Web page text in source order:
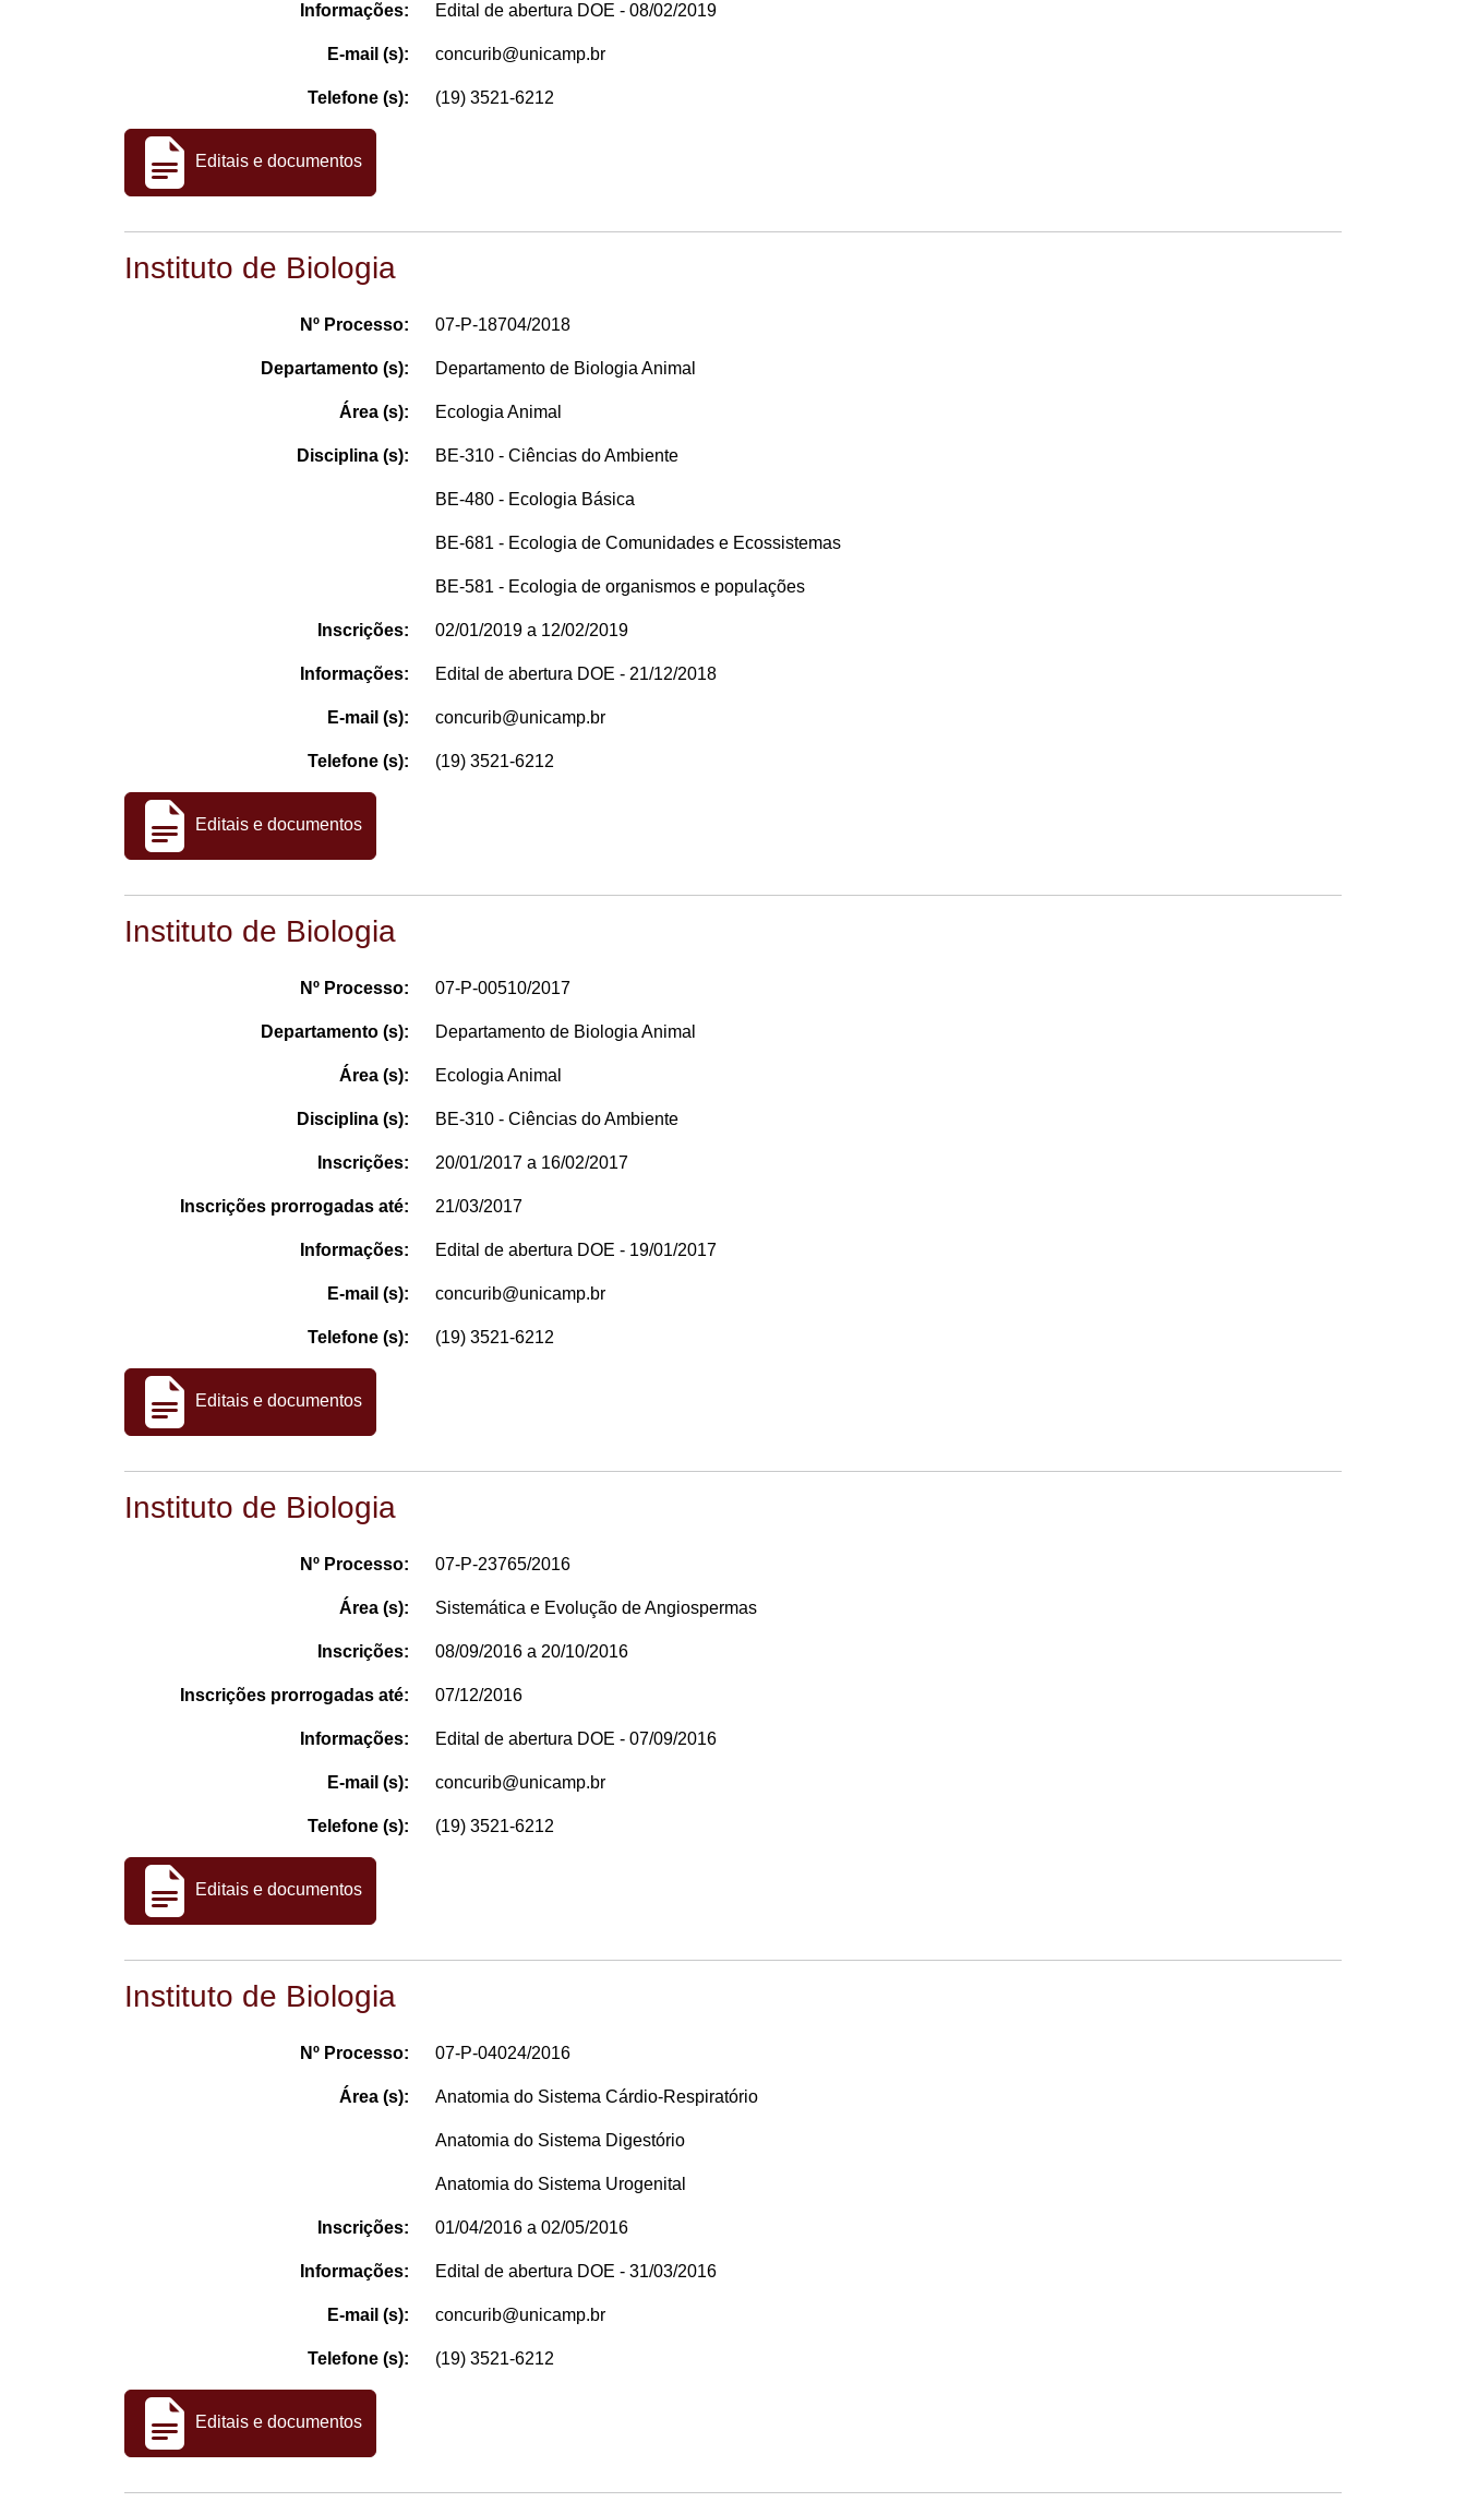
Informações: Edital de abertura DOE - 08/02/2019
E-mail (s): concurib@unicamp.br
Telefone (s): (19) 3521-6212
Editais e documentos
Instituto de Biologia
Nº Processo: 07-P-18704/2018
Departamento (s): Departamento de Biologia Animal
Área (s): Ecologia Animal
Disciplina (s): BE-310 - Ciências do Ambiente
BE-480 - Ecologia Básica
BE-681 - Ecologia de Comunidades e Ecossistemas
BE-581 - Ecologia de organismos e populações
Inscrições: 02/01/2019 a 12/02/2019
Informações: Edital de abertura DOE - 21/12/2018
E-mail (s): concurib@unicamp.br
Telefone (s): (19) 3521-6212
Editais e documentos
Instituto de Biologia
Nº Processo: 07-P-00510/2017
Departamento (s): Departamento de Biologia Animal
Área (s): Ecologia Animal
Disciplina (s): BE-310 - Ciências do Ambiente
Inscrições: 20/01/2017 a 16/02/2017
Inscrições prorrogadas até: 21/03/2017
Informações: Edital de abertura DOE - 19/01/2017
E-mail (s): concurib@unicamp.br
Telefone (s): (19) 3521-6212
Editais e documentos
Instituto de Biologia
Nº Processo: 07-P-23765/2016
Área (s): Sistemática e Evolução de Angiospermas
Inscrições: 08/09/2016 a 20/10/2016
Inscrições prorrogadas até: 07/12/2016
Informações: Edital de abertura DOE - 07/09/2016
E-mail (s): concurib@unicamp.br
Telefone (s): (19) 3521-6212
Editais e documentos
Instituto de Biologia
Nº Processo: 07-P-04024/2016
Área (s): Anatomia do Sistema Cárdio-Respiratório
Anatomia do Sistema Digestório
Anatomia do Sistema Urogenital
Inscrições: 01/04/2016 a 02/05/2016
Informações: Edital de abertura DOE - 31/03/2016
E-mail (s): concurib@unicamp.br
Telefone (s): (19) 3521-6212
Editais e documentos